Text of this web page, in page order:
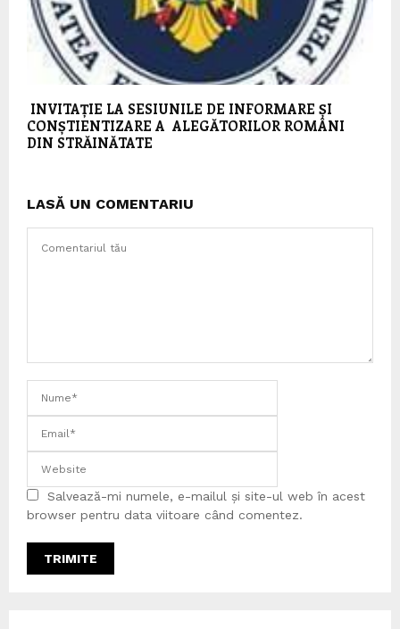
INVITAȚIE LA SESIUNILE DE INFORMARE ȘI
CONȘTIENTIZARE A ALEGĂTORILOR ROMÂNI
DIN STRĂINĂTATE
LASĂ UN COMENTARIU
Salvează-mi numele, e-mailul și site-ul web în acest
browser pentru data viitoare când comentez.